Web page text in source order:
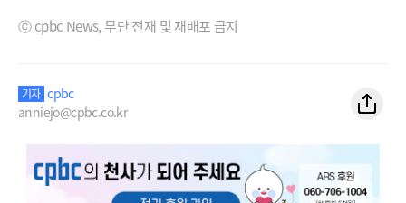
ⓒ cpbc News, 무단 전재 및 재배포 금지
기자 cpbc
anniejo@cpbc.co.kr